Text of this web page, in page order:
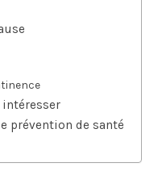
prévention de santé